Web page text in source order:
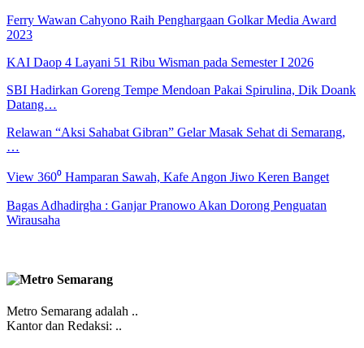
Ferry Wawan Cahyono Raih Penghargaan Golkar Media Award
2023
KAI Daop 4 Layani 51 Ribu Wisman pada Semester I 2026
SBI Hadirkan Goreng Tempe Mendoan Pakai Spirulina, Dik Doank
Datang…
Relawan “Aksi Sahabat Gibran” Gelar Masak Sehat di Semarang,
…
View 360⁰ Hamparan Sawah, Kafe Angon Jiwo Keren Banget
Bagas Adhadirgha : Ganjar Pranowo Akan Dorong Penguatan
Wirausaha
Metro Semarang adalah ..
Kantor dan Redaksi: ..